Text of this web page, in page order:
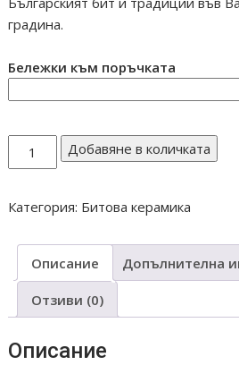
градина.
Бележки към поръчката
количество
за
малка
Добавяне в количката
Категория: Битова керамика
Описание Допълнителна
Отзиви (0)
Описание